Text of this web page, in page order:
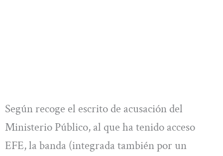
Según recoge el escrito de acusación del
Ministerio Público, al que ha tenido acceso
EFE, la banda (integrada también por un